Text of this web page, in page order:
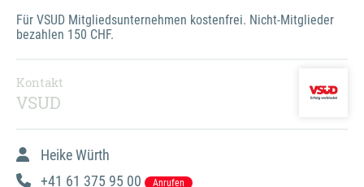
Für VSUD Mitgliedsunternehmen kostenfrei. Nicht-Mitglieder
bezahlen 150 CHF.
Kontakt
VSUD
Heike Würth
+41 61 375 95 00
Anrufen